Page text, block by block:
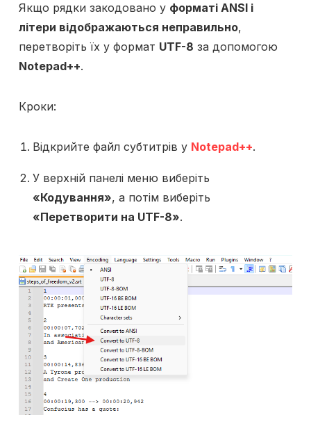
Якщо рядки закодовано у форматі ANSI і
літери відображаються неправильно,
перетворіть їх у формат UTF-8 за допомогою
Notepad++.
Кроки:
Відкрийте файл субтитрів у Notepad++.
У верхній панелі меню виберіть
«Кодування», а потім виберіть
«Перетворити на UTF-8».